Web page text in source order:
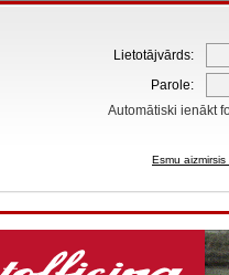
Lietotājvārds:
Parole:
Automātiski ienākt
Esmu